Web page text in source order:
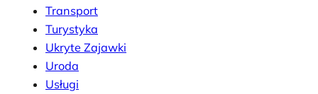
Transport
Turystyka
Ukryte Zajawki
Uroda
Usługi